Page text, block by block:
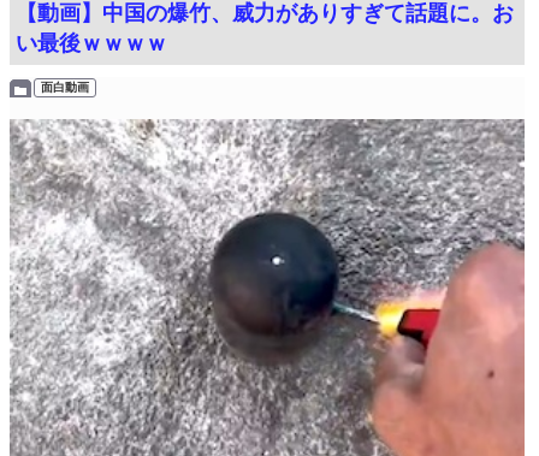
【動画】中国の爆竹、威力がありすぎて話題に。お
い最後ｗｗｗｗ
面白動画